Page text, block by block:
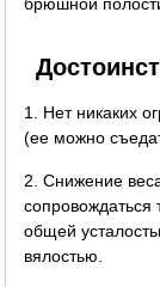
1. Нет никаких
(ее можно
2. Снижение
общей
вялостью.